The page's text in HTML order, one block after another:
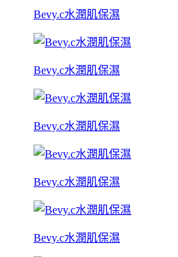
Bevy.c水潤肌保濕
Bevy.c水潤肌保濕
Bevy.c水潤肌保濕
Bevy.c水潤肌保濕
Bevy.c水潤肌保濕